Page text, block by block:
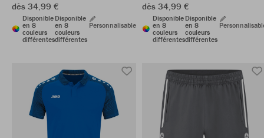
dès 34,99 €
Disponible
en 8
couleurs
différentes
Disponible
en 8
couleurs
différentes
Personnalisable
dès 34,99 €
Disponible
en 8
couleurs
différentes
Disponible
en 8
couleurs
différentes